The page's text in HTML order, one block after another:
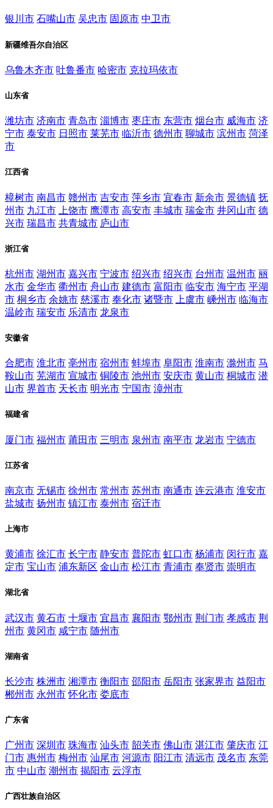
银川市 石嘴山市 吴忠市 固原市 中卫市
新疆维吾尔自治区
乌鲁木齐市 吐鲁番市 哈密市 克拉玛依市
山东省
潍坊市 济南市 青岛市 淄博市 枣庄市 东营市 烟台市 威海市 济
宁市 泰安市 日照市 莱芜市 临沂市 德州市 聊城市 滨州市 菏泽
市
江西省
樟树市 南昌市 赣州市 吉安市 萍乡市 宜春市 新余市 景德镇 抚
州市 九江市 上饶市 鹰潭市 高安市 丰城市 瑞金市 井冈山市 德
兴市 瑞昌市 共青城市 庐山市
浙江省
杭州市 湖州市 嘉兴市 宁波市 绍兴市 绍兴市 台州市 温州市 丽
水市 金华市 衢州市 舟山市 建德市 富阳市 临安市 海宁市 平湖
市 桐乡市 余姚市 慈溪市 奉化市 诸暨市 上虞市 嵊州市 临海市
温岭市 瑞安市 乐清市 龙泉市
安徽省
合肥市 淮北市 亳州市 宿州市 蚌埠市 阜阳市 淮南市 滁州市 马
鞍山市 芜湖市 宣城市 铜陵市 池州市 安庆市 黄山市 桐城市 潜
山市 界首市 天长市 明光市 宁国市 漳州市
福建省
厦门市 福州市 莆田市 三明市 泉州市 南平市 龙岩市 宁德市
江苏省
南京市 无锡市 徐州市 常州市 苏州市 南通市 连云港市 淮安市
盐城市 扬州市 镇江市 泰州市 宿迁市
上海市
黄浦市 徐汇市 长宁市 静安市 普陀市 虹口市 杨浦市 闵行市 嘉
定市 宝山市 浦东新区 金山市 松江市 青浦市 奉贤市 崇明市
湖北省
武汉市 黄石市 十堰市 宜昌市 襄阳市 鄂州市 荆门市 孝感市 荆
州市 黄冈市 咸宁市 随州市
湖南省
长沙市 株洲市 湘潭市 衡阳市 邵阳市 岳阳市 张家界市 益阳市
郴州市 永州市 怀化市 娄底市
广东省
广州市 深圳市 珠海市 汕头市 韶关市 佛山市 湛江市 肇庆市 江
门市 惠州市 梅州市 汕尾市 河源市 阳江市 清远市 茂名市 东莞
市 中山市 潮州市 揭阳市 云浮市
广西壮族自治区